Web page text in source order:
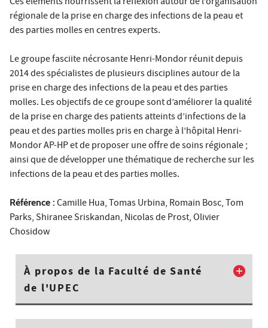
régionale de la prise en charge des infections de la peau et
des parties molles en centres experts.
Le groupe fasciite nécrosante Henri-Mondor réunit depuis
2014 des spécialistes de plusieurs disciplines autour de la
prise en charge des infections de la peau et des parties
molles. Les objectifs de ce groupe sont d’améliorer la qualité
de la prise en charge des patients atteints d’infections de la
peau et des parties molles pris en charge à l’hôpital Henri-
Mondor AP-HP et de proposer une offre de soins régionale ;
ainsi que de développer une thématique de recherche sur les
infections de la peau et des parties molles.
Référence : Camille Hua, Tomas Urbina, Romain Bosc, Tom
Parks, Shiranee Sriskandan, Nicolas de Prost, Olivier
Chosidow
À propos de la Faculté de Santé
de l'UPEC